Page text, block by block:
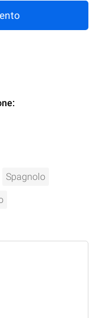
:
Spagnolo